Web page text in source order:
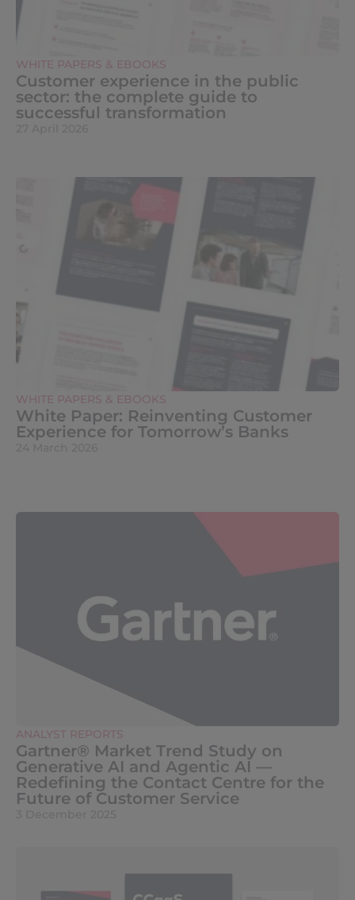
WHITE PAPERS & EBOOKS
Customer experience in the public
sector: the complete guide to
successful transformation
WHITE PAPERS & EBOOKS
White Paper: Reinventing Customer
Experience for Tomorrow’s Banks
ANALYST REPORTS
Gartner® Market Trend Study on
Generative AI and Agentic AI —
Redefining the Contact Centre for the
Future of Customer Service